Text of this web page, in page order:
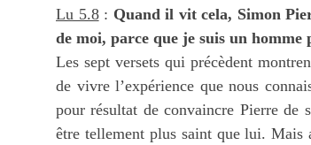
Lu 5.8 : Quand il vit cela, Simon
de moi, parce que je suis un homme
Les sept versets qui précèdent
de vivre l’expérience que nous
pour résultat de convaincre Pierre de
être tellement plus saint que lui. Mais